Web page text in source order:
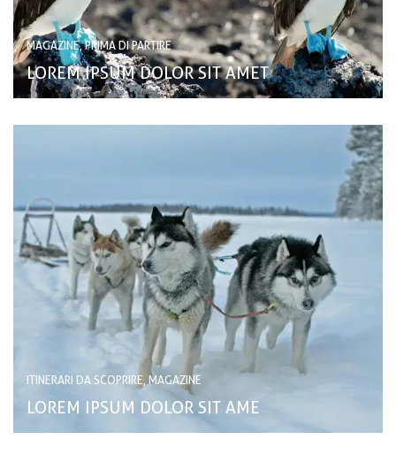
MAGAZINE, PRIMA DI PARTIRE
LOREM IPSUM DOLOR SIT AMET
ITINERARI DA SCOPRIRE, MAGAZINE
LOREM IPSUM DOLOR SIT AME